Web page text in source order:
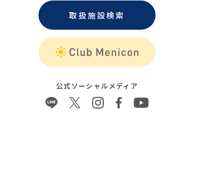
取扱施設検索
公式ソーシャルメディア